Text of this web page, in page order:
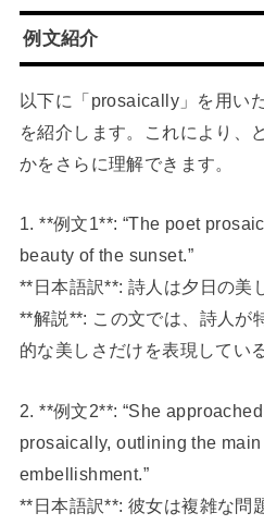
例文紹介
以下に「prosaically」を用い
を紹介します。これにより、
かをさらに理解できます。
1. **例文1**: “The poet
beauty of the sunset.”
**日本語訳**: 詩人は夕日の美
**解説**: この文では、詩人が
的な美しさだけを表現してい
2. **例文2**: “She
prosaically, outlining the
embellishment.”
**日本語訳**: 彼女は複雑な問